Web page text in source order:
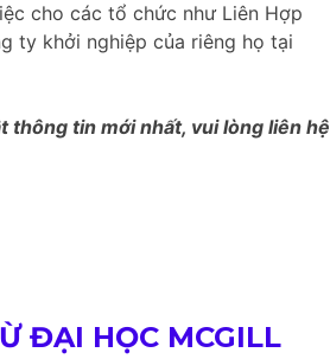
cho các tổ chức như Liên Hợp
ty khởi nghiệp của riêng họ tại
thông tin mới nhất, vui lòng liên hệ
ĐẠI HỌC MCGILL